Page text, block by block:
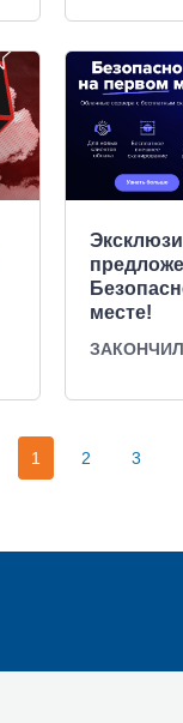
месте!
1 2 3